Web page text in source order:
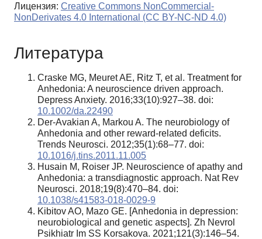
Лицензия: Creative Commons NonCommercial-
NonDerivates 4.0 International (CC BY-NC-ND 4.0)
Литература
Craske MG, Meuret AE, Ritz T, et al. Treatment for
Anhedonia: A neuroscience driven approach.
Depress Anxiety. 2016;33(10):927–38. doi:
10.1002/da.22490
Der-Avakian A, Markou A. The neurobiology of
Anhedonia and other reward-related deficits.
Trends Neurosci. 2012;35(1):68–77. doi:
10.1016/j.tins.2011.11.005
Husain M, Roiser JP. Neuroscience of apathy and
Anhedonia: a transdiagnostic approach. Nat Rev
Neurosci. 2018;19(8):470–84. doi:
10.1038/s41583-018-0029-9
Kibitov AO, Mazo GE. [Anhedonia in depression:
neurobiological and genetic aspects]. Zh Nevrol
Psikhiatr Im SS Korsakova. 2021;121(3):146–54.